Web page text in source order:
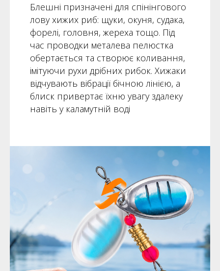
Блешні призначені для спінінгового
лову хижих риб: щуки, окуня, судака,
форелі, головня, жереха тощо. Під
час проводки металева пелюстка
обертається та створює коливання,
імітуючи рухи дрібних рибок. Хижаки
відчувають вібрації бічною лінією, а
блиск привертає їхню увагу здалеку
навіть у каламутній воді